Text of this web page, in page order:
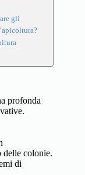
gli
profonda
delle colonie.
di